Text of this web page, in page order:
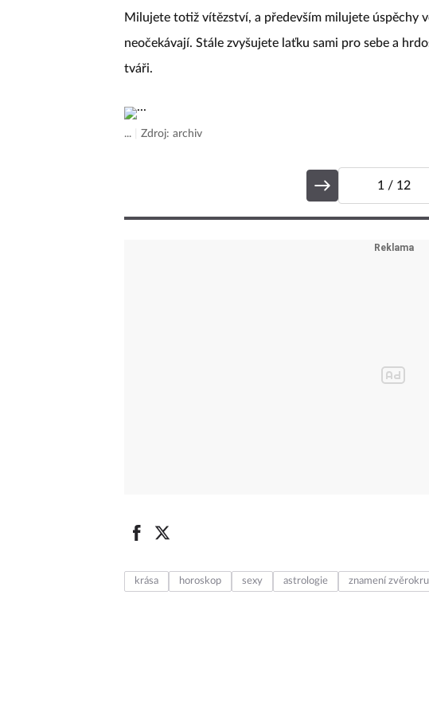
Milujete totiž vítězství, a především milujete úspěchy
neočekávají. Stále zvyšujete laťku sami pro sebe a
tváři.
... Zdroj: archiv
1 / 12
krása horoskop sexy astrologie znamení